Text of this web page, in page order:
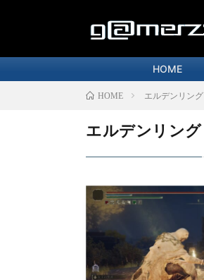
HOME
HOME エルデンリング
エルデンリング